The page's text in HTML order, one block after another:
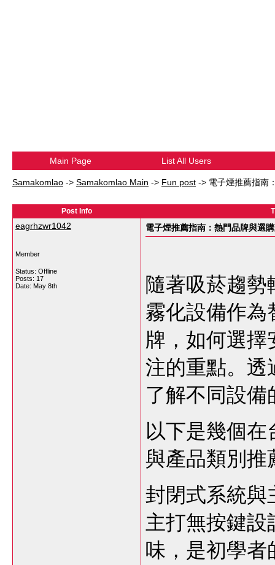
Main Page List All Users
Samakomlao -> Samakomlao Main -> Fun post -> 電子煙推薦指南
Post Info
eagrhzwr1042
Member
Status: Offline
Posts: 17
Date: May 8th
電子煙推薦指南：熱門品牌與選
隨著吸菸趨
霧化設備作為
牌，如何選擇
注的重點。
了解不同設備
以下是幾個
與產品類別推
封閉式系統與
主打無按鍵設
味，是初學者